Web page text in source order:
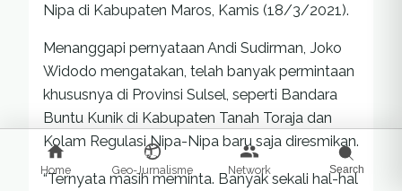
Nipa di Kabupaten Maros, Kamis (18/3/2021).
Menanggapi pernyataan Andi Sudirman, Joko
Widodo mengatakan, telah banyak permintaan
khususnya di Provinsi Sulsel, seperti Bandara
Buntu Kunik di Kabupaten Tanah Toraja dan
Kolam Regulasi Nipa-Nipa baru saja diresmikan.
“Ternyata masih meminta. Banyak sekali hal-hal
Home Geo-Jurnalisme Network Search